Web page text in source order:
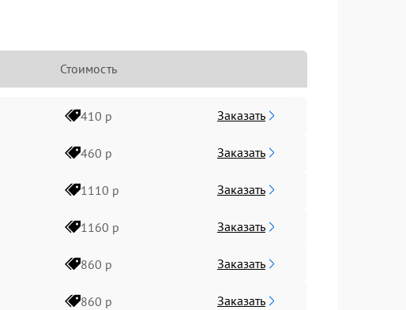
Стоимость
410 р Заказать
460 р Заказать
1110 р Заказать
1160 р Заказать
860 р Заказать
860 р Заказать